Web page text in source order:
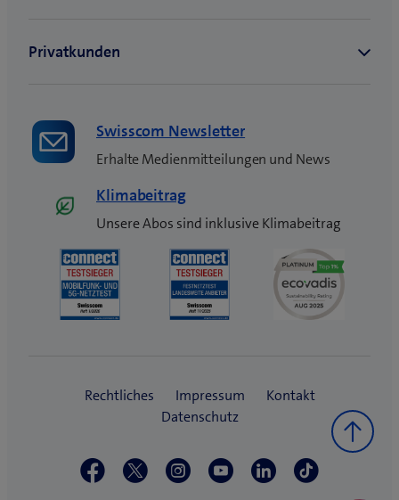
Swisscom Newsletter
Erhalte Medienmitteilungen und News
Klimabeitrag
Unsere Abos sind inklusive Klimabeitrag